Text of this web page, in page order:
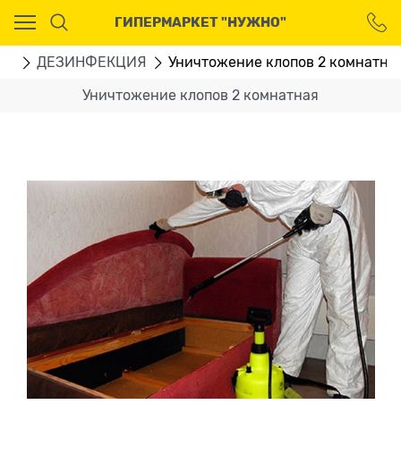
ГИПЕРМАРКЕТ "НУЖНО"
ДЕЗИНФЕКЦИЯ Уничтожение клопов 2
Уничтожение клопов 2 комнатная
Ваш город - Москва,
угадали?
ДА НЕТ